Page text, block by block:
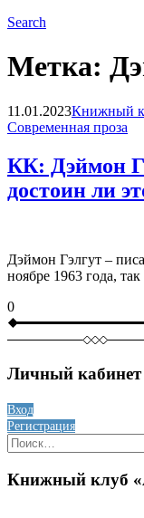
Search
Метка:
Blog
11.01.2023Книжный
Современная проза
КК: Дэймон
достоин ли
Дэймон Гэлгут –
ноябре 1963 года,
0
Личный кабинет
Вход
Регистрация
Найти:
Книжный клуб